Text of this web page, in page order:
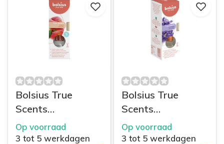
Bolsius True
Scents
geurverspreider
45ml Perzik
Op voorraad
3 tot 5 werkdagen
Bolsius True
Scents
geurverspreider
45ml Lavendel
Op voorraad
3 tot 5 werkdagen